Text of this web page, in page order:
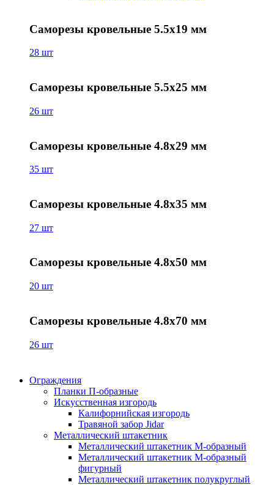
Саморезы кровельные 5.5х19 мм
28 шт
Саморезы кровельные 5.5х25 мм
26 шт
Саморезы кровельные 4.8х29 мм
35 шт
Саморезы кровельные 4.8х35 мм
27 шт
Саморезы кровельные 4.8х50 мм
20 шт
Саморезы кровельные 4.8х70 мм
26 шт
Ограждения
Планки П-образные
Искусственная изгородь
Калифорнийская изгородь
Травяной забор Jidar
Металлический штакетник
Металлический штакетник М-образный
Металлический штакетник М-образный
фигурный
Металлический штакетник полукруглый